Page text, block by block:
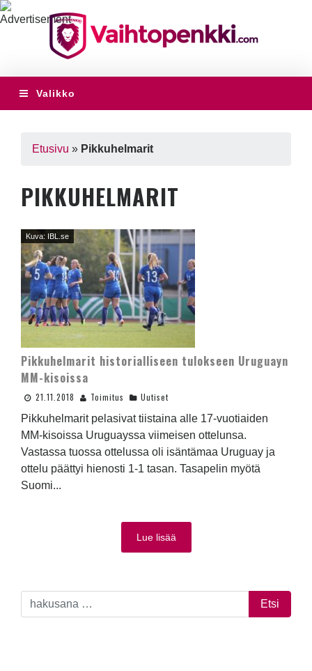
Valikko
Etusivu » Pikkuhelmarit
PIKKUHELMARIT
Kuva: IBL.se
Pikkuhelmarit historialliseen tulokseen Uruguayn
MM-kisoissa
21.11.2018 Toimitus Uutiset
Pikkuhelmarit pelasivat tiistaina alle 17-vuotiaiden
MM-kisoissa Uruguayssa viimeisen ottelunsa.
Vastassa tuossa ottelussa oli isäntämaa Uruguay ja
ottelu päättyi hienosti 1-1 tasan. Tasapelin myötä
Suomi...
Lue lisää